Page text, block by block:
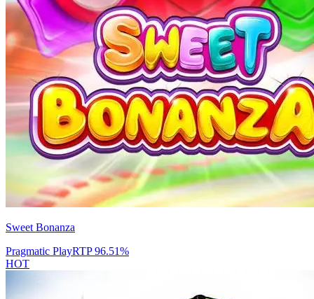
Sweet Bonanza
Pragmatic PlayRTP96.51%
HOT